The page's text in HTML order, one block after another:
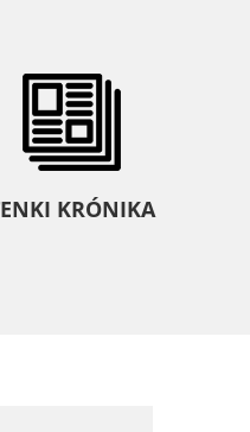
KRÓNIKA